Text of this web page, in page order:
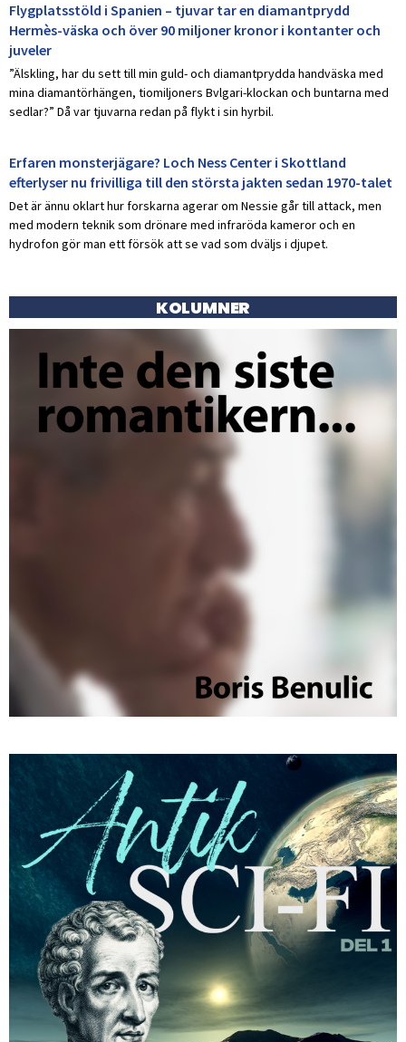
Flygplatsstöld i Spanien – tjuvar tar en diamantprydd
Hermès-väska och över 90 miljoner kronor i kontanter och
juveler
”Älskling, har du sett till min guld- och diamantprydda handväska med
mina diamantörhängen, tiomiljoners Bvlgari-klockan och buntarna med
sedlar?” Då var tjuvarna redan på flykt i sin hyrbil.
Erfaren monsterjägare? Loch Ness Center i Skottland
efterlyser nu frivilliga till den största jakten sedan 1970-talet
Det är ännu oklart hur forskarna agerar om Nessie går till attack, men
med modern teknik som drönare med infraröda kameror och en
hydrofon gör man ett försök att se vad som dväljs i djupet.
KOLUMNER